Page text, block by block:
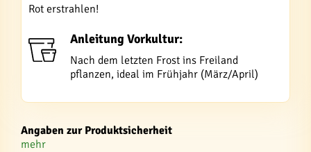
Rot erstrahlen!
Anleitung Vorkultur:
Nach dem letzten Frost ins Freiland
pflanzen, ideal im Frühjahr (März/April)
Angaben zur Produktsicherheit
mehr